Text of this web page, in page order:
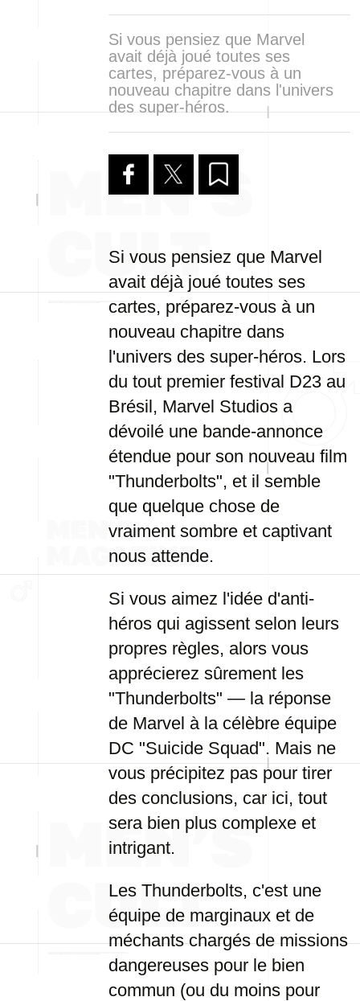
Si vous pensiez que Marvel
avait déjà joué toutes ses
cartes, préparez-vous à un
nouveau chapitre dans l'univers
des super-héros.
Si vous pensiez que Marvel
avait déjà joué toutes ses
cartes, préparez-vous à un
nouveau chapitre dans
l'univers des super-héros. Lors
du tout premier festival D23 au
Brésil, Marvel Studios a
dévoilé une bande-annonce
étendue pour son nouveau film
"Thunderbolts", et il semble
que quelque chose de
vraiment sombre et captivant
nous attende.
Si vous aimez l'idée d'anti-
héros qui agissent selon leurs
propres règles, alors vous
apprécierez sûrement les
"Thunderbolts" — la réponse
de Marvel à la célèbre équipe
DC "Suicide Squad". Mais ne
vous précipitez pas pour tirer
des conclusions, car ici, tout
sera bien plus complexe et
intrigant.
Les Thunderbolts, c'est une
équipe de marginaux et de
méchants chargés de missions
dangereuses pour le bien
commun (ou du moins pour